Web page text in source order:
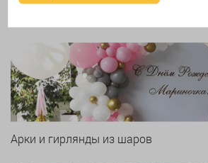
Арки и гирлянды из шаров